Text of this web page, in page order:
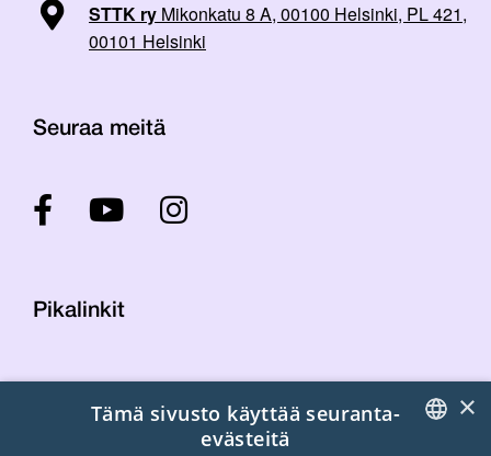
STTK ry Mikonkatu 8 A, 00100 Helsinki, PL 421,
00101 Helsinki
Seuraa meitä
Pikalinkit
Laskutustiedot
×
Tämä sivusto käyttää seuranta-
evästeitä